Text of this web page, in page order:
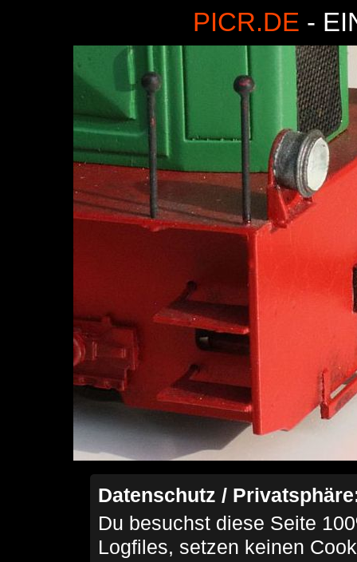
PICR.DE -
Datenschutz /
Du besuchst diese Seite
Logfiles, setzen keinen